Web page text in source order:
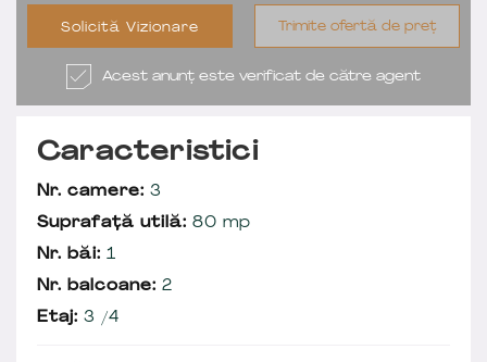
Solicită Vizionare Trimite ofertă de preț
Acest anunț este verificat de către agent
Caracteristici
Nr. camere: 3
Suprafață utilă: 80 mp
Nr. băi: 1
Nr. balcoane: 2
Etaj: 3 /4